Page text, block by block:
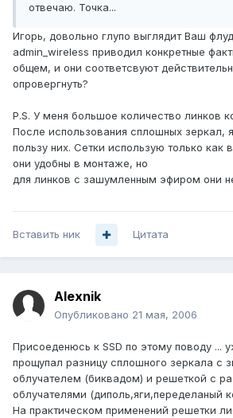
отвечаю. Точка...
Игорь, довольно глупо выглядит Ваш
admin_wireless приводил конкретные
общем, и они соответсвуют
опровергнуть?
P.S. У меня большое количество линков
После использования сплошных зеркал,
пользу них. Сетки использую только как
они удобны в монтаже, но
для линков с зашумленным эфиром они
Вставить ник Цитата
Alexnik
Опубликовано 21 мая, 2006
Присоеденюсь к SSD по этому поводу ...
прощупал разницу сплошного зеркала с
облучателем (биквадом) и решеткой с
облучателями (диполь,яги,переделаный
На практическом применений решетки